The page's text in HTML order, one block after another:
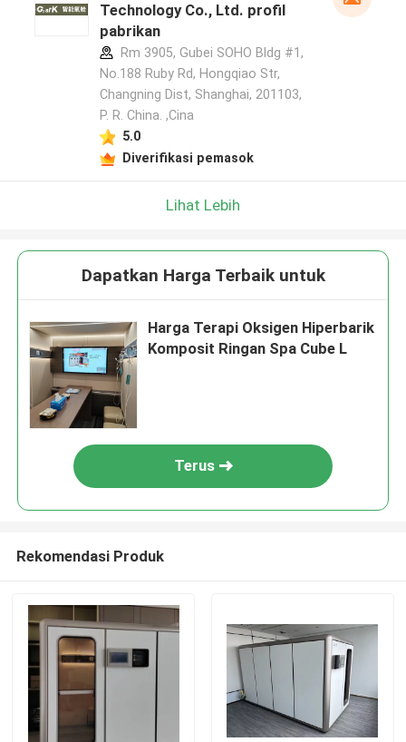
Technology Co., Ltd. profil
pabrikan
Rm 3905, Gubei SOHO Bldg #1,
No.188 Ruby Rd, Hongqiao Str,
Changning Dist, Shanghai, 201103,
P. R. China. ,Cina
5.0
Diverifikasi pemasok
Lihat Lebih
Dapatkan Harga Terbaik untuk
Harga Terapi Oksigen Hiperbarik
Komposit Ringan Spa Cube L
Terus
Rekomendasi Produk